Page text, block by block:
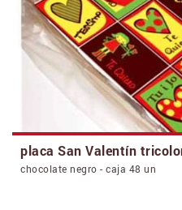
placa San Valentín
chocolate negro - caja 48 un